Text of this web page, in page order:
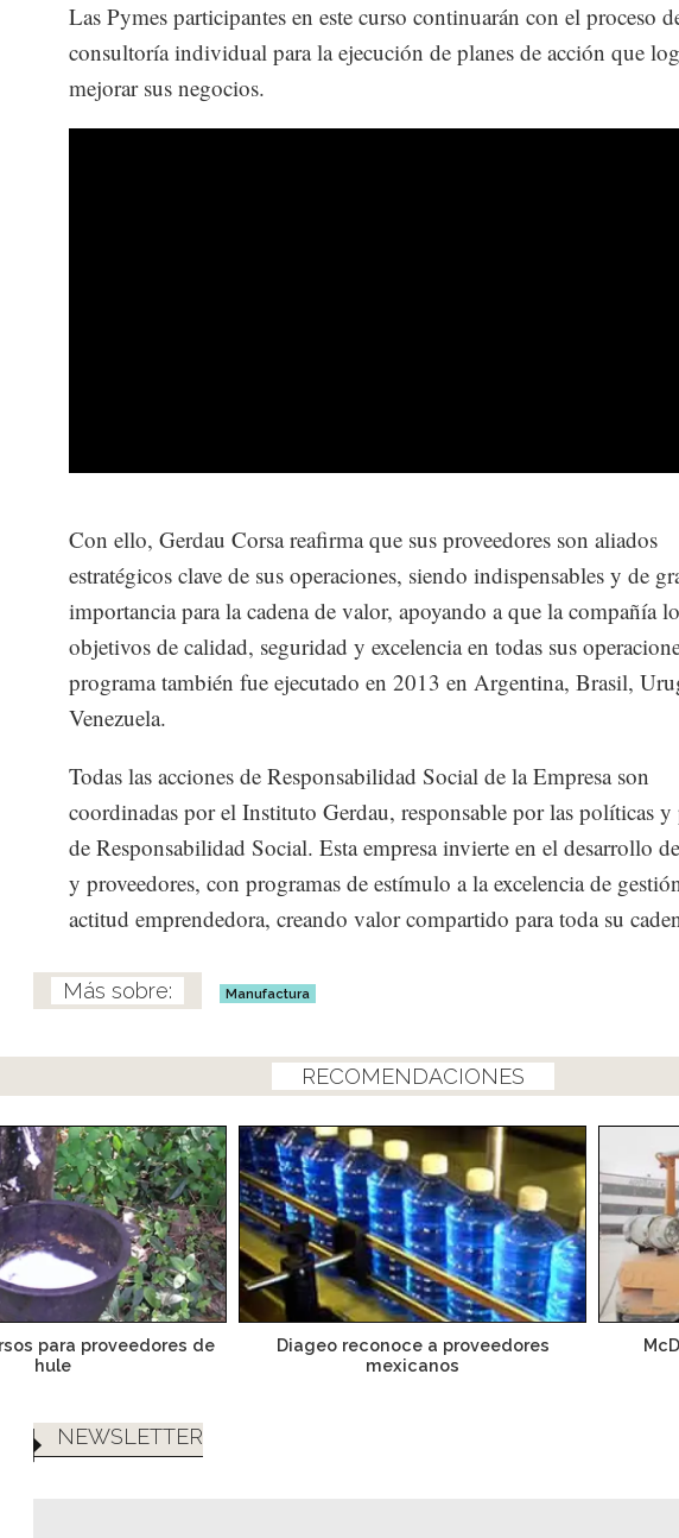
Las Pymes participantes en este curso continuarán con el proceso
consultoría individual para la ejecución de planes de acción que
mejorar sus negocios.
Con ello, Gerdau Corsa reafirma que sus proveedores son aliados
estratégicos clave de sus operaciones, siendo indispensables y de
importancia para la cadena de valor, apoyando a que la compañía
objetivos de calidad, seguridad y excelencia en todas sus
programa también fue ejecutado en 2013 en Argentina, Brasil,
Venezuela.
Todas las acciones de Responsabilidad Social de la Empresa son
coordinadas por el Instituto Gerdau, responsable por las políticas y
de Responsabilidad Social. Esta empresa invierte en el desarrollo
y proveedores, con programas de estímulo a la excelencia de
actitud emprendedora, creando valor compartido para toda su
Manufactura
RECOMENDACIONES
para proveedores de
hule
Diageo reconoce a proveedores
mexicanos
NEWSLETTER